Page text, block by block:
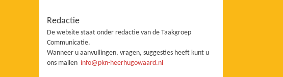
Redactie
De website staat onder redactie van de Taakgroep
Communicatie.
Wanneer u aanvullingen, vragen, suggesties heeft kunt u
ons mailen info@pkn-heerhugowaard.nl